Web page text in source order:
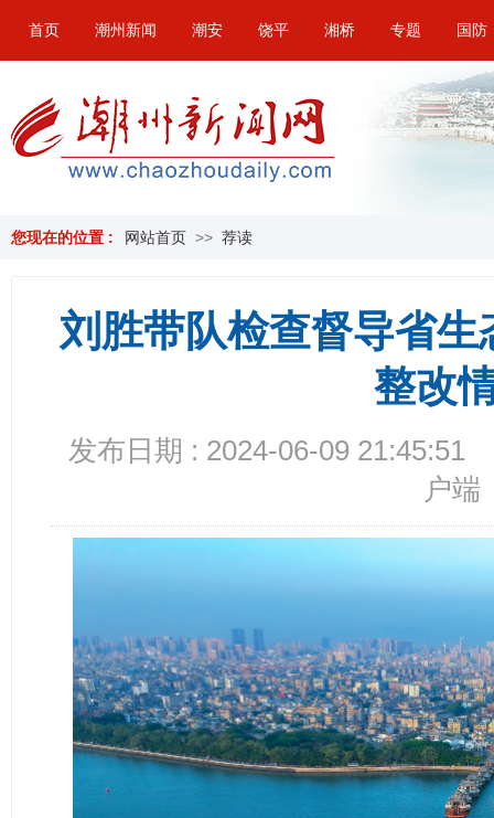
首页 潮州新闻 潮安 饶平 湘桥 专题 国防
您现在的位置 : 网站首页 >> 荐读
刘胜带队检查督导省
整改
发布日期 : 2024-06-09 21:45:51
户端